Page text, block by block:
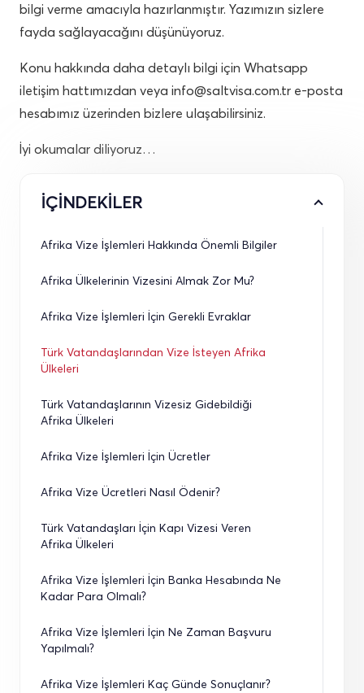
bilgi verme amacıyla hazırlanmıştır. Yazımızın sizlere
fayda sağlayacağını düşünüyoruz.
Konu hakkında daha detaylı bilgi için Whatsapp
iletişim hattımızdan veya info@saltvisa.com.tr e-posta
hesabımız üzerinden bizlere ulaşabilirsiniz.
İyi okumalar diliyoruz…
İÇİNDEKİLER
Afrika Vize İşlemleri Hakkında Önemli Bilgiler
Afrika Ülkelerinin Vizesini Almak Zor Mu?
Afrika Vize İşlemleri İçin Gerekli Evraklar
Türk Vatandaşlarından Vize İsteyen Afrika
Ülkeleri
Türk Vatandaşlarının Vizesiz Gidebildiği
Afrika Ülkeleri
Afrika Vize İşlemleri İçin Ücretler
Afrika Vize Ücretleri Nasıl Ödenir?
Türk Vatandaşları İçin Kapı Vizesi Veren
Afrika Ülkeleri
Afrika Vize İşlemleri İçin Banka Hesabında Ne
Kadar Para Olmalı?
Afrika Vize İşlemleri İçin Ne Zaman Başvuru
Yapılmalı?
Afrika Vize İşlemleri Kaç Günde Sonuçlanır?